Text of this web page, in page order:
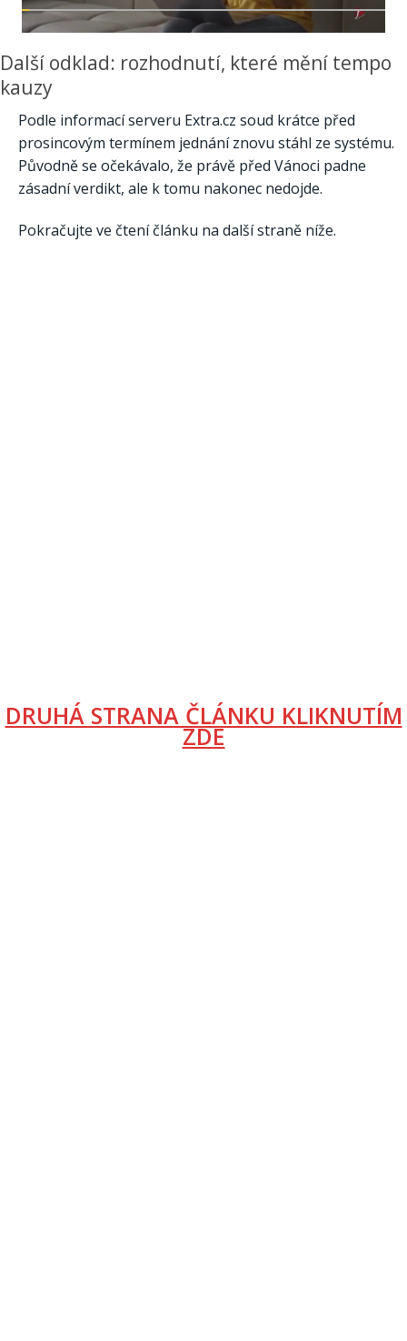
Další odklad: rozhodnutí, které mění tempo
kauzy
Podle informací serveru Extra.cz soud krátce před
prosincovým termínem jednání znovu stáhl ze systému.
Původně se očekávalo, že právě před Vánoci padne
zásadní verdikt, ale k tomu nakonec nedojde.
Pokračujte ve čtení článku na další straně níže.
DRUHÁ STRANA ČLÁNKU KLIKNUTÍM
ZDE